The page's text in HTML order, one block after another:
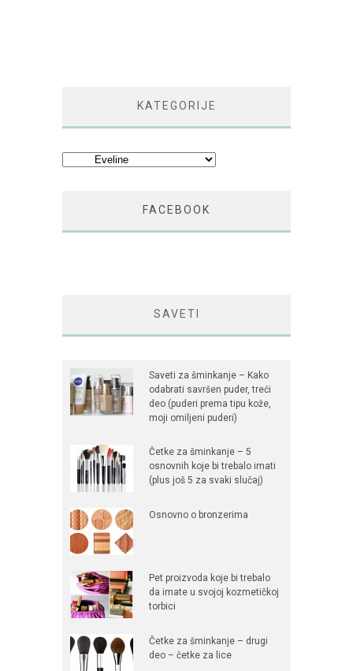
KATEGORIJE
Kategorije
FACEBOOK
SAVETI
Saveti za šminkanje – Kako
odabrati savršen puder, treći
deo (puderi prema tipu kože,
moji omiljeni puderi)
Četke za šminkanje – 5
osnovnih koje bi trebalo imati
(plus još 5 za svaki slučaj)
Osnovno o bronzerima
Pet proizvoda koje bi trebalo
da imate u svojoj kozmetičkoj
torbici
Četke za šminkanje – drugi
deo – četke za lice